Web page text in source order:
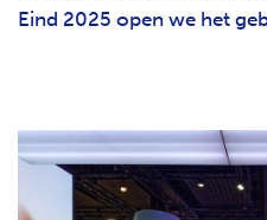
Eind 2025 open we het